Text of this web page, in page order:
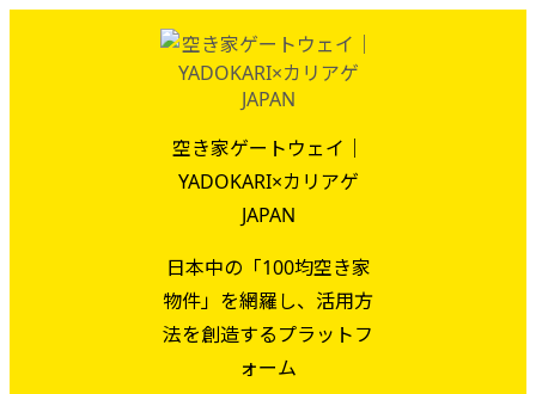
空き家ゲートウェイ｜
YADOKARI×カリアゲ
JAPAN
日本中の「100均空き家
物件」を網羅し、活用方
法を創造するプラットフ
ォーム